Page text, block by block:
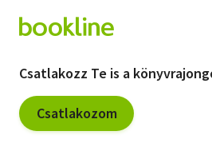
Csatlakozz Te is a
Csatlakozom